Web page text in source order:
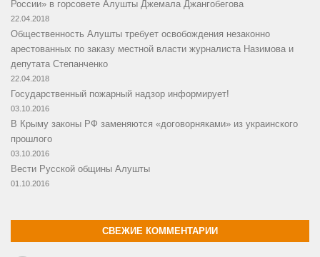
России» в горсовете Алушты Джемала Джангобегова
22.04.2018
Общественность Алушты требует освобождения незаконно
арестованных по заказу местной власти журналиста Назимова и
депутата Степанченко
22.04.2018
Государственный пожарный надзор информирует!
03.10.2016
В Крыму законы РФ заменяются «договорняками» из украинского
прошлого
03.10.2016
Вести Русской общины Алушты
01.10.2016
СВЕЖИЕ КОММЕНТАРИИ